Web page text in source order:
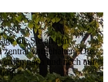
die Sie an den
zentral vorgehalten. Die
nach und nach auf